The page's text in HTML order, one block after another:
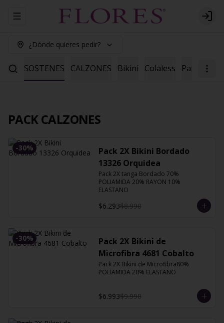
Abrir menu de navegación Login
¿Dónde quieres pedir?
SOSTENES CALZONES Bikini Colaless Pantaleta
PACK CALZONES
-30%
Pack 2X Bikini Bordado
13326 Orquidea
Pack 2X tanga Bordado 70%
POLIAMIDA 20% RAYON 10%
ELASTANO
$6.293$8.990
-30%
Pack 2X Bikini de
Microfibra 4681 Cobalto
Pack 2X Bikini de Microfibra80%
POLIAMIDA 20% ELASTANO
$6.993$9.990